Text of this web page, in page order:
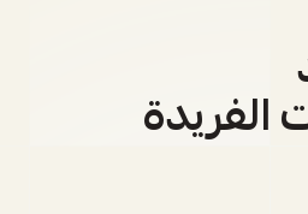
الفريدة